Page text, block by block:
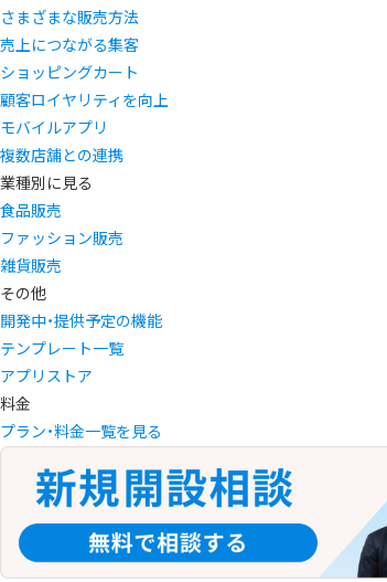
さまざまな販売方法
売上につながる集客
ショッピングカート
顧客ロイヤリティを向上
モバイルアプリ
複数店舗との連携
業種別に見る
食品販売
ファッション販売
雑貨販売
その他
開発中・提供予定の機能
テンプレート一覧
アプリストア
料金
プラン・料金一覧を見る